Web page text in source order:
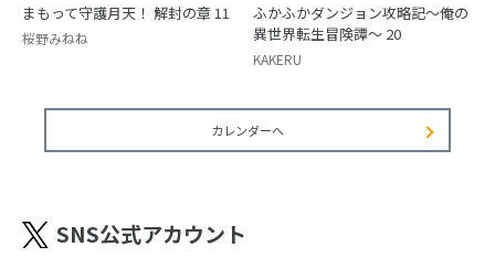
まもって守護月天！ 解封の章 11
桜野みねね
ふかふかダンジョン攻略記～俺の
異世界転生冒険譚～ 20
KAKERU
カレンダーへ
SNS公式アカウント